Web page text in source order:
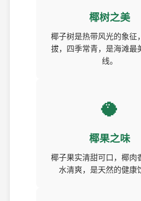
椰树之美
椰子树是热带风光的象征
拔，四季常青，是海滩最
线。
🥥
椰果之味
椰子果实清甜可口，椰肉
水清爽，是天然的健康